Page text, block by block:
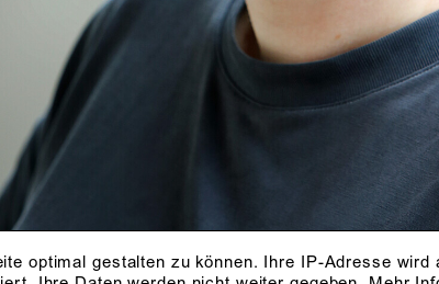
optimal gestalten zu können. Ihre IP-Adresse